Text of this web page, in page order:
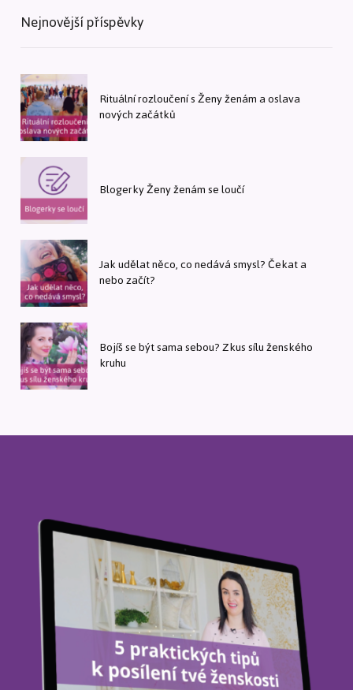
Nejnovější příspěvky
Rituální rozloučení s Ženy ženám a oslava
nových začátků
Blogerky Ženy ženám se loučí
Jak udělat něco, co nedává smysl? Čekat a
nebo začít?
Bojíš se být sama sebou? Zkus sílu ženského
kruhu